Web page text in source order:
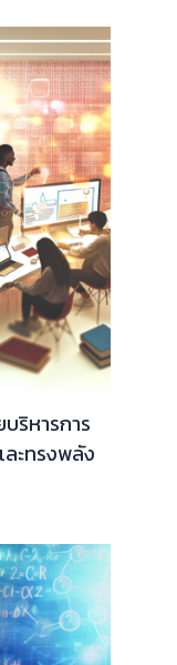
ริหารการ
ะทรงพลัง